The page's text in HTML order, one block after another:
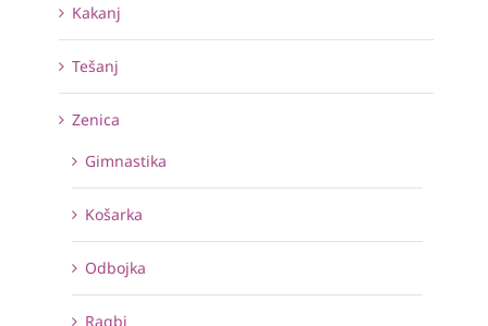
Kakanj
Tešanj
Zenica
Gimnastika
Košarka
Odbojka
Ragbi